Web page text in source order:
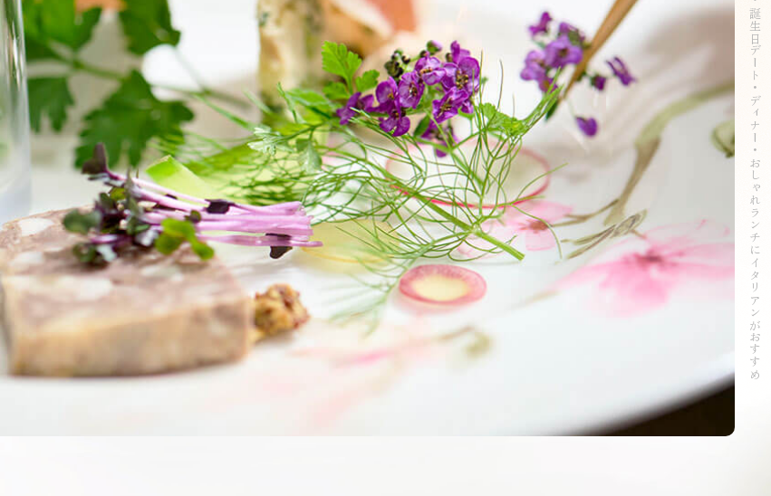
鎌倉駅・小町通りで記念日・誕生日デート・ディナー・おしゃれランチにイタリアンがおすすめ